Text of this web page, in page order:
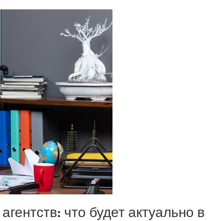
что будет актуально в